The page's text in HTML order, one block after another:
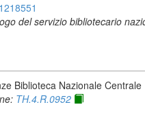
del servizio bibliotecario
Biblioteca Nazionale Centrale
TH.4.R.0952